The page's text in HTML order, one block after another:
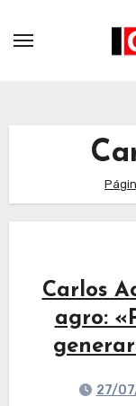
Carlos
agro:
27/